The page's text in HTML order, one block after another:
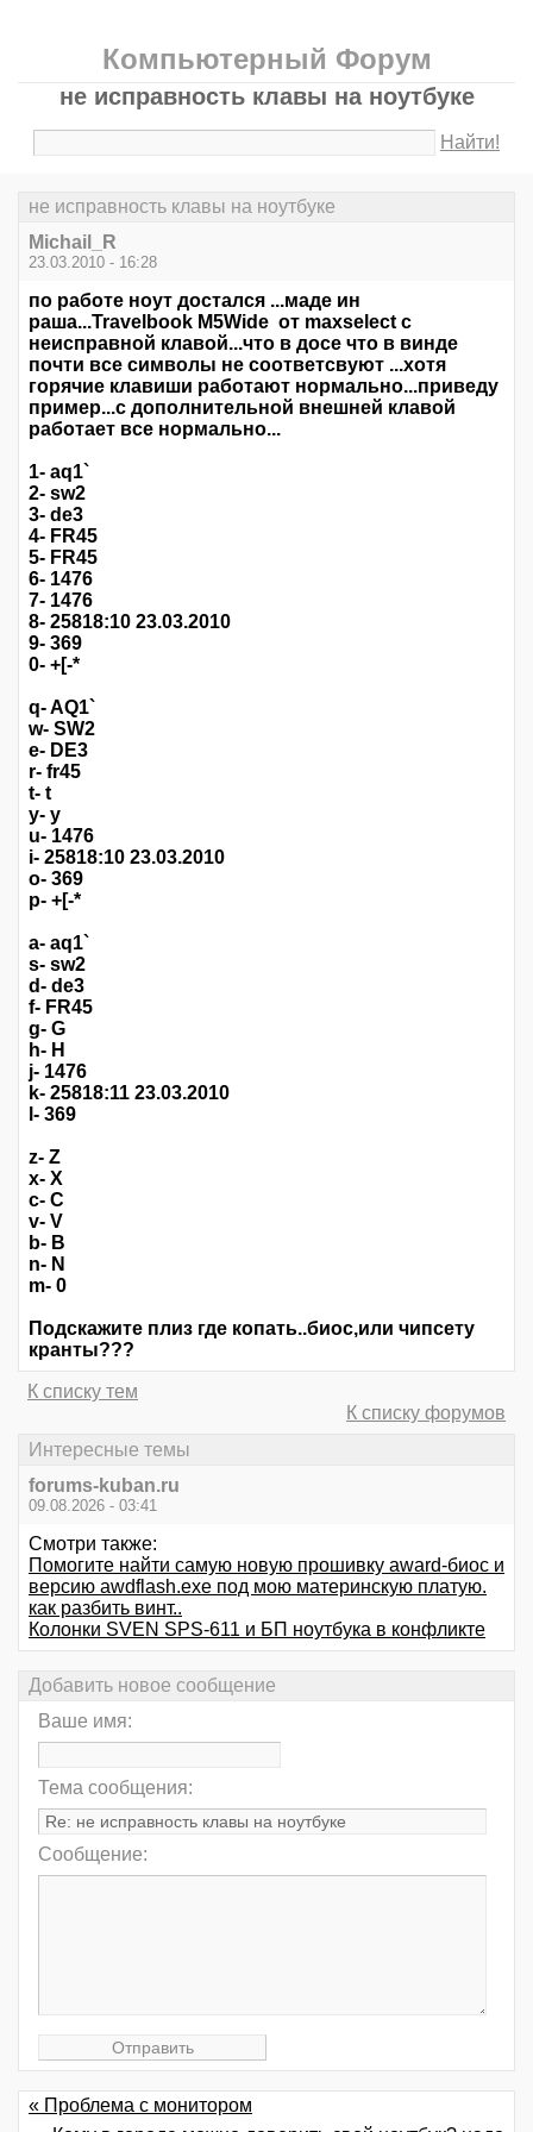
Компьютерный Форум
не исправность клавы на ноутбуке
Найти!
не исправность клавы на ноутбуке
Michail_R
23.03.2010 - 16:28
по работе ноут достался ...маде ин
раша...Travelbook M5Wide от maxselect c
неисправной клавой...что в досе что в винде
почти все символы не соответсвуют ...хотя
горячие клавиши работают нормально...приведу
пример...с дополнительной внешней клавой
работает все нормально...
1- aq1`
2- sw2
3- de3
4- FR45
5- FR45
6- 1476
7- 1476
8- 25818:10 23.03.2010
9- 369
0- +[-*
q- AQ1`
w- SW2
e- DE3
r- fr45
t- t
y- y
u- 1476
i- 25818:10 23.03.2010
o- 369
p- +[-*
a- aq1`
s- sw2
d- de3
f- FR45
g- G
h- H
j- 1476
k- 25818:11 23.03.2010
l- 369
z- Z
x- X
c- C
v- V
b- B
n- N
m- 0
Подскажите плиз где копать..биос,или чипсету
кранты???
К списку тем
К списку форумов
Интересные темы
forums-kuban.ru
09.08.2026 - 03:41
Смотри также:
Помогите найти самую новую прошивку award-биос и
версию awdflash.exe под мою материнскую платую.
как разбить винт..
Колонки SVEN SPS-611 и БП ноутбука в конфликте
Добавить новое сообщение
Ваше имя:
Тема сообщения:
Сообщение:
« Проблема с монитором